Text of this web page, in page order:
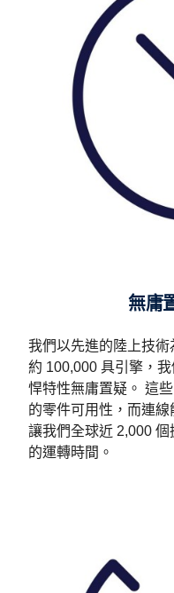
無
我們以先進的陸上技
約 100,000 具引擎，
悍特性無庸置疑。 這
的零件可用性，而連線
讓我們全球近 2,000
的運轉時間。